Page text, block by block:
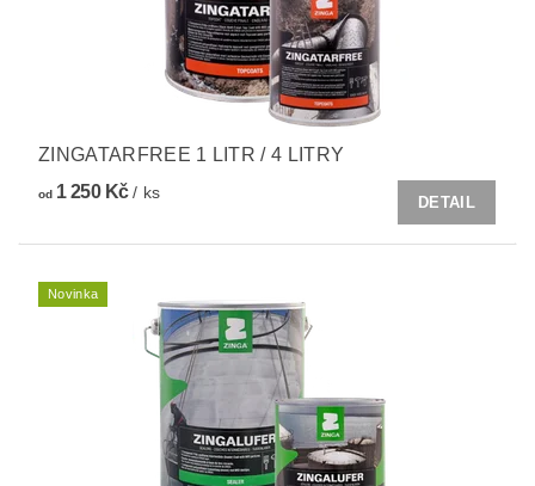
ZINGATARFREE 1 LITR / 4 LITRY
od1 250 Kč/ ks
DETAIL
Novinka